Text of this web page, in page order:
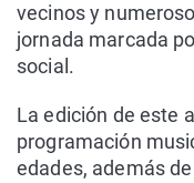
vecinos y
jornada marcada
social.
La edición de este
programación
edades, además